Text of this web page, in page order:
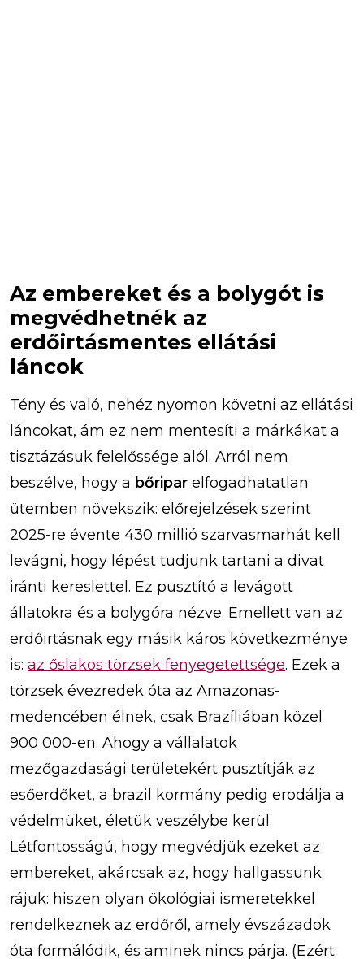
Az embereket és a bolygót is
megvédhetnék az
erdőirtásmentes ellátási
láncok
Tény és való, nehéz nyomon követni az ellátási
láncokat, ám ez nem mentesíti a márkákat a
tisztázásuk felelőssége alól. Arról nem
beszélve, hogy a bőripar elfogadhatatlan
ütemben növekszik: előrejelzések szerint
2025-re évente 430 millió szarvasmarhát kell
levágni, hogy lépést tudjunk tartani a divat
iránti kereslettel. Ez pusztító a levágott
állatokra és a bolygóra nézve. Emellett van az
erdőirtásnak egy másik káros következménye
is: az őslakos törzsek fenyegetettsége. Ezek a
törzsek évezredek óta az Amazonas-
medencében élnek, csak Brazíliában közel
900 000-en. Ahogy a vállalatok
mezőgazdasági területekért pusztítják az
esőerdőket, a brazil kormány pedig erodálja a
védelmüket, életük veszélybe kerül.
Létfontosságú, hogy megvédjük ezeket az
embereket, akárcsak az, hogy hallgassunk
rájuk: hiszen olyan ökológiai ismeretekkel
rendelkeznek az erdőről, amely évszázadok
óta formálódik, és aminek nincs párja. (Ezért